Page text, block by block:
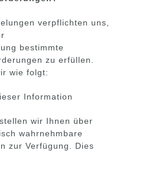
verpflichten uns,
bestimmte
zu erfüllen.
wie folgt:
Information
wir Ihnen über
wahrnehmbare
zur Verfügung. Dies